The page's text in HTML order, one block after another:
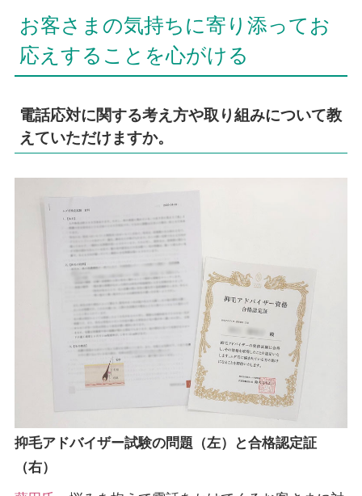
お客さまの気持ちに寄り添ってお
応えすることを心がける
電話応対に関する考え方や取り組みについて教
えていただけますか。
抑毛アドバイザー試験の問題（左）と合格認定証
（右）